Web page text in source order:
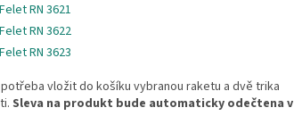
RN 3621
RN 3622
RN 3623
vložit do košíku vybranou raketu a dvě trika
Sleva na produkt bude automaticky odečtena v